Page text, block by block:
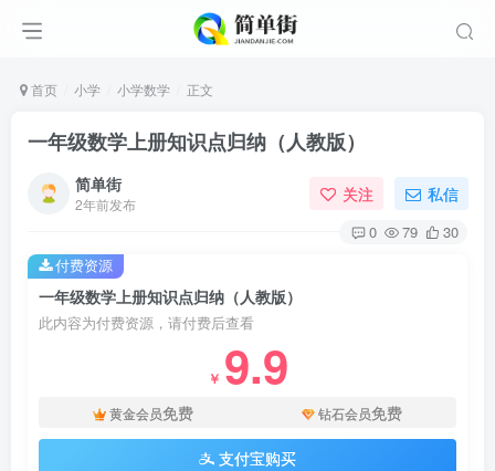
首页 小学 小学数学 正文
一年级数学上册知识点归纳（人教版）
简单街
2年前发布 关注 私信
0 79 30
一年级数学上册知识点归纳（人教版）
此内容为付费资源，请付费后查看
￥ 9.9
黄金会员免费 钻石会员免费
支付宝购买
付费资源